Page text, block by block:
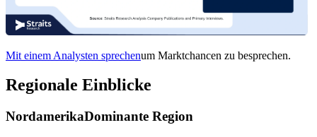
Mit einem Analysten sprechenum Marktchancen zu besprechen.
Regionale Einblicke
NordamerikaDominante Region